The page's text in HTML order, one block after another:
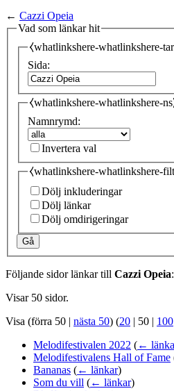
← Cazzi Opeia
Vad som länkar hit
⧼whatlinkshere-whatlinkshere-
Sida:
⧼whatlinkshere-whatlinkshere-
Namnrymd:
Invertera val
⧼whatlinkshere-whatlinkshere-
Dölj inkluderingar
Dölj länkar
Dölj omdirigeringar
Gå
Följande sidor länkar till Cazzi Opeia:
Visar 50 sidor.
Visa (förra 50 | nästa 50) (20 | 50 | 100
Melodifestivalen 2022 (←
Melodifestivalens Hall of Fame
Bananas (← länkar)
Som du vill (← länkar)